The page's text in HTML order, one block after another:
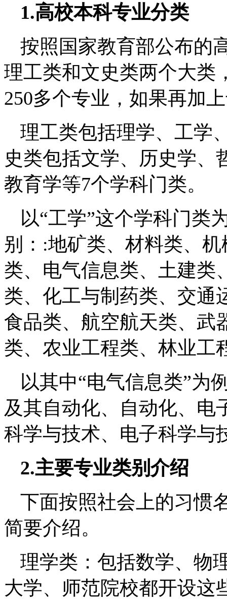
1.高校本科专业分类
按照国家教育部公布的
理工类和文史类两个大类
250多个专业，如果再加
理工类包括理学、工学
史类包括文学、历史学、
教育学等7个学科门类。
以“工学”这个学科门类
别：:地矿类、材料类、
类、电气信息类、土建类
类、化工与制药类、交通
食品类、航空航天类、武
类、农业工程类、林业工
以其中“电气信息类”为
及其自动化、自动化、电
科学与技术、电子科学与
2.主要专业类别介绍
下面按照社会上的习惯
简要介绍。
理学类：包括数学、物
大学、师范院校都开设这